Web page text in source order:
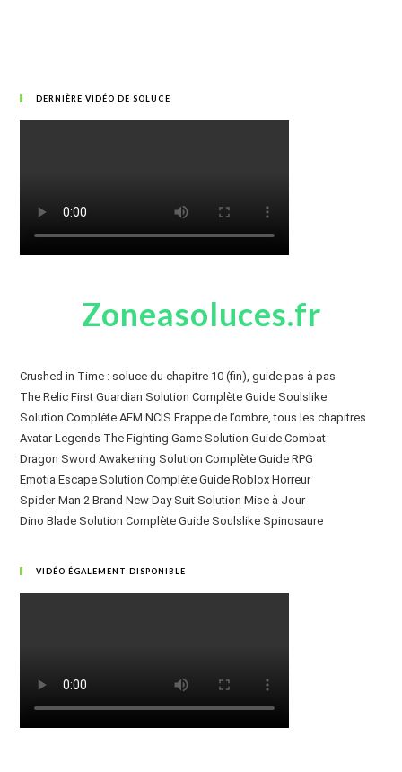
DERNIÈRE VIDÉO DE SOLUCE
Zoneasoluces.fr
Crushed in Time : soluce du chapitre 10 (fin), guide pas à pas
The Relic First Guardian Solution Complète Guide Soulslike
Solution Complète AEM NCIS Frappe de l’ombre, tous les chapitres
Avatar Legends The Fighting Game Solution Guide Combat
Dragon Sword Awakening Solution Complète Guide RPG
Emotia Escape Solution Complète Guide Roblox Horreur
Spider-Man 2 Brand New Day Suit Solution Mise à Jour
Dino Blade Solution Complète Guide Soulslike Spinosaure
VIDÉO ÉGALEMENT DISPONIBLE